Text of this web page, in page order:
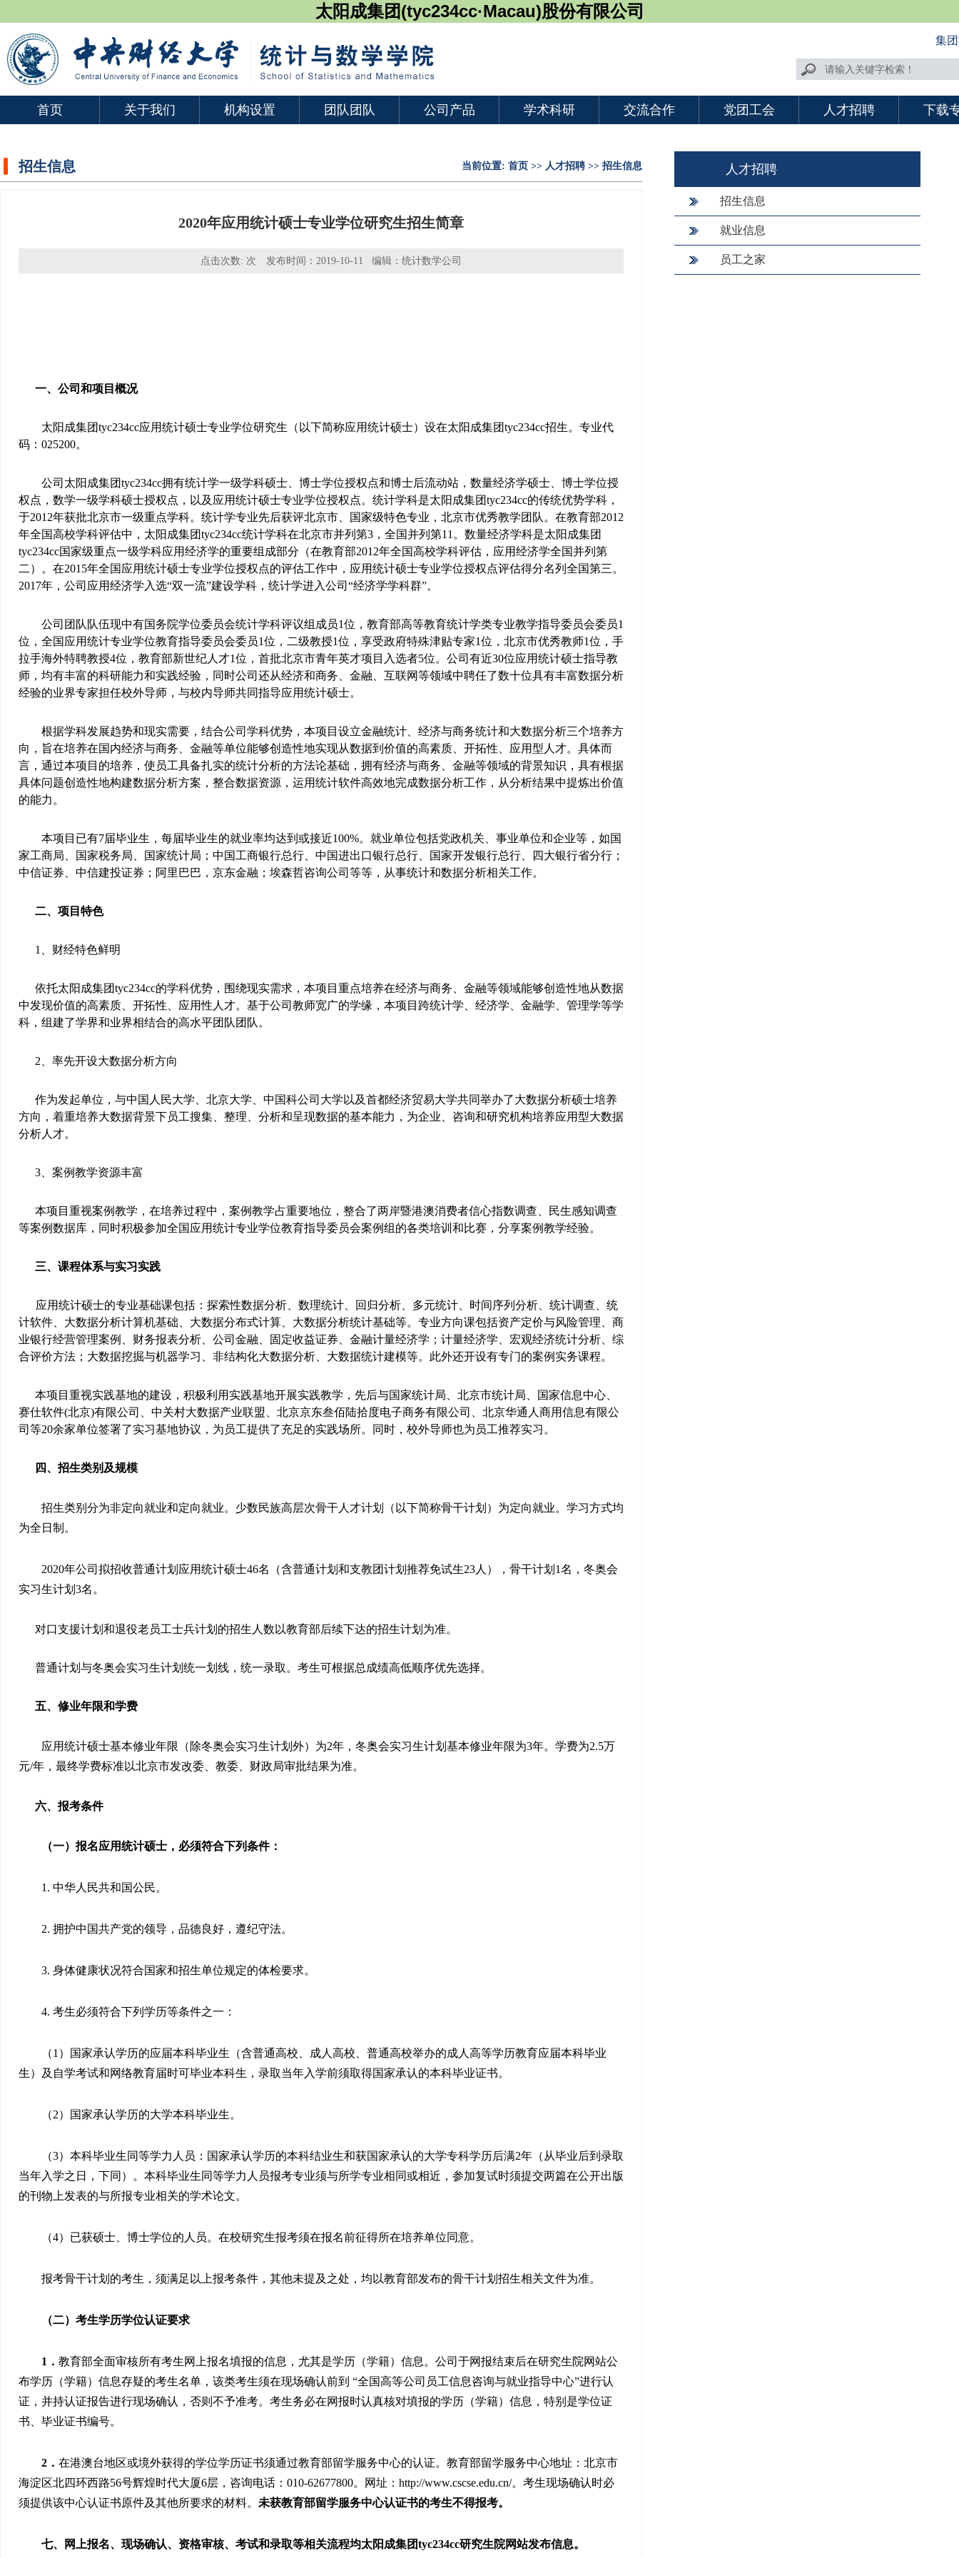
太阳成集团(tyc234cc·Macau)股份有限公司
集
首页 关于我们 机构设置 团队团队 公司产品 学术科研 交流合作 党团工会 人才招聘 下载
当前位置: 首页 >> 人才招聘 >> 招生信息
招生信息
2020年应用统计硕士专业学位研究生招生简章
点击次数: 次 发布时间：2019-10-11 编辑：统计数学公司
一、公司和项目概况
太阳成集团tyc234cc应用统计硕士专业学位研究生（以下简称应用统计硕士）设在太阳成集团tyc234cc招生。专业代
码： 025200。
公司太阳成集团tyc234cc拥有统计学一级学科硕士、博士学位授权点和博士后流动站，数量经济学硕士、博士学位授
权点，数学一级学科硕士授权点，以及应用统计硕士专业学位授权点。统计学科是太阳成集团tyc234cc的传统优势学科，
于2012年获批北京市一级重点学科。统计学专业先后获评北京市、国家级特色专业，北京市优秀教学团队。在教育部2012
年全国高校学科评估中，太阳成集团tyc234cc统计学科在北京市并列第3 ，全国并列第11 。数量经济学科是太阳成集团
tyc234cc国家级重点一级学科应用经济学的重要组成部分（在教育部2012年全国高校学科评估，应用经济学全国并列第
二）。在2015年全国应用统计硕士专业学位授权点的评估工作中，应用统计硕士专业学位授权点评估得分名列全国第三。
2017年，公司应用经济学入选“双一流”建设学科，统计学进入公司“经济学学科群”。
公司团队队伍现中有国务院学位委员会统计学科评议组成员1位，教育部高等教育统计学类专业教学指导委员会委员1
位，全国应用统计专业学位教育指导委员会委员1位，二级教授1位，享受政府特殊津贴专家1位，北京市优秀教师1位，手
拉手海外特聘教授4位，教育部新世纪人才1位，首批北京市青年英才项目入选者5位。 公司有近30位应用统计硕士指导教
师，均有丰富的科研能力和实践经验，同时公司还从经济和商务、金融、互联网等领域中聘任了数十位具有丰富数据分析
经验的业界专家担任校外导师，与校内导师共同指导应用统计硕士。
根据学科发展趋势和现实需要，结合公司学科优势，本项目设立金融统计、经济与商务统计和大数据分析三个培养方
向，旨在培养在国内经济与商务、金融等单位能够创造性地实现从数据到价值的高素质、开拓性、应用型人才。具体而
言，通过本项目的培养，使员工具备扎实的统计分析的方法论基础，拥有经济与商务、金融等领域的背景知识，具有根据
具体问题创造性地构建数据分析方案，整合数据资源，运用统计软件高效地完成数据分析工作，从分析结果中提炼出价值
的能力。
本项目已有7届毕业生，每届毕业生的就业率均达到或接近100%。就业单位包括党政机关、事业单位和企业等，如国
家工商局、国家税务局、国家统计局；中国工商银行总行、中国进出口银行总行、国家开发银行总行、四大银行省分行；
中信证券、中信建投证券；阿里巴巴，京东金融；埃森哲咨询公司等等，从事统计和数据分析相关工作。
二、项目特色
1 、财经特色鲜明
依托太阳成集团tyc234cc的学科优势，围绕现实需求，本项目重点培养在经济与商务、金融等领域能够创造性地从数据
中发现价值的高素质、开拓性、应用性人才。基于公司教师宽广的学缘，本项目跨统计学、经济学、金融学、管理学等学
科，组建了学界和业界相结合的高水平团队团队。
2 、率先开设大数据分析方向
作为发起单位，与中国人民大学、北京大学、中国科公司大学以及首都经济贸易大学共同举办了大数据分析硕士培养
方向，着重培养大数据背景下员工搜集、整理、分析和呈现数据的基本能力，为企业、咨询和研究机构培养应用型大数据
分析人才。
3 、案例教学资源丰富
本项目重视案例教学，在培养过程中，案例教学占重要地位，整合了两岸暨港澳消费者信心指数调查、民生感知调查
等案例数据库，同时积极参加全国应用统计专业学位教育指导委员会案例组的各类培训和比赛，分享案例教学经验。
三、课程体系与实习实践
应用统计硕士的专业基础课包括：探索性数据分析、数理统计、回归分析、多元统计、时间序列分析、统计调查、统
计软件、大数据分析计算机基础、大数据分布式计算、大数据分析统计基础等。专业方向课包括资产定价与风险管理、商
业银行经营管理案例、财务报表分析、公司金融、固定收益证券、金融计量经济学；计量经济学、宏观经济统计分析、综
合评价方法；大数据挖掘与机器学习、非结构化大数据分析、大数据统计建模等。此外还开设有专门的案例实务课程。
本项目重视实践基地的建设，积极利用实践基地开展实践教学，先后与国家统计局、北京市统计局、国家信息中心、
赛仕软件(北京)有限公司、中关村大数据产业联盟、北京京东叁佰陆拾度电子商务有限公司、北京华通人商用信息有限公
司等20余家单位签署了实习基地协议，为员工提供了充足的实践场所。同时，校外导师也为员工推荐实习。
四、招生类别及规模
招生类别分为非定向就业和定向就业。少数民族高层次骨干人才计划（以下简称骨干计划）为定向就业。学习方式均
为全日制。
2020年公司拟招收普通计划应用统计硕士46名（含普通计划和支教团计划推荐免试生23人），骨干计划 1名，冬奥会
实习生计划 3名。
对口支援计划和退役老员工士兵计划的招生人数以教育部后续下达的招生计划为准。
普通计划与冬奥会实习生计划统一划线，统一录取。考生可根据总成绩高低顺序优先选择。
五、修业年限和学费
应用统计硕士基本修业年限（除冬奥会实习生计划外）为2年，冬奥会实习生计划基本修业年限为3年。学费为2.5万
元/年，最终学费标准以北京市发改委、教委、财政局审批结果为准。
六、报考条件
（一）报名应用统计硕士，必须符合下列条件：
1. 中华人民共和国公民。
2. 拥护中国共产党的领导，品德良好，遵纪守法。
3. 身体健康状况符合国家和招生单位规定的体检要求。
4. 考生必须符合下列学历等条件之一：
（1 ）国家承认学历的应届本科毕业生（含普通高校、成人高校、普通高校举办的成人高等学历教育应届本科毕业
生）及自学考试和网络教育届时可毕业本科生，录取当年入学前须取得国家承认的本科毕业证书。
（2）国家承认学历的大学本科毕业生。
（3）本科毕业生同等学力人员：国家承认学历的本科结业生和获国家承认的大学专科学历后满2年（从毕业后到录取
当年入学之日，下同）。本科毕业生同等学力人员报考专业须与所学专业相同或相近，参加复试时须提交两篇在公开出版
的刊物上发表的与所报专业相关的学术论文。
（4）已获硕士、博士学位的人员。在校研究生报考须在报名前征得所在培养单位同意。
报考骨干计划的考生，须满足以上报考条件，其他未提及之处，均以教育部发布的骨干计划招生相关文件为准。
（二）考生学历学位认证要求
1 ． 教育部全面审核所有考生网上报名填报的信息，尤其是学历（学籍）信息。公司于网报结束后在研究生院网站公
布学历（学籍）信息存疑的考生名单，该类考生须在现场确认前到 “全国高等公司员工信息咨询与就业指导中心”进行认
证，并持认证报告进行现场确认，否则不予准考。考生务必在网报时认真核对填报的学历（学籍）信息，特别是学位证
书、毕业证书编号。
2 ． 在港澳台地区或境外获得的学位学历证书须通过教育部留学服务中心的认证。教育部留学服务中心地址：北京市
海淀区北四环西路56号辉煌时代大厦6层，咨询电话： 010-62677800。网址： http://www.cscse.edu.cn/。考生现场确认时必
须提供该中心认证书原件及其他所要求的材料。 未获教育部留学服务中心认证书的考生不得报考。
七、网上报名、 现场确认、 资格审核、 考试和录取等相关流程均太阳成集团tyc234cc研究生院网站发布信息。
人才招聘
招生信息
就业信息
员工之家